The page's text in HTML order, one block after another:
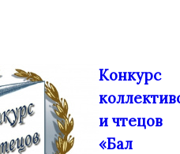
Конкурс
и чтецов
«Бал